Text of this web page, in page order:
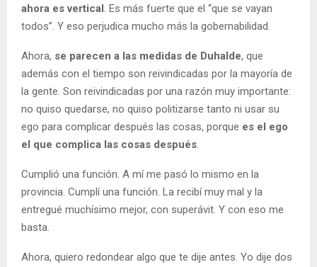
ahora es vertical. Es más fuerte que el “que se vayan
todos”. Y eso perjudica mucho más la gobernabilidad.
Ahora, se parecen a las medidas de Duhalde, que
además con el tiempo son reivindicadas por la mayoría de
la gente. Son reivindicadas por una razón muy importante:
no quiso quedarse, no quiso politizarse tanto ni usar su
ego para complicar después las cosas, porque es el ego
el que complica las cosas después.
Cumplió una función. A mí me pasó lo mismo en la
provincia. Cumplí una función. La recibí muy mal y la
entregué muchísimo mejor, con superávit. Y con eso me
basta.
Ahora, quiero redondear algo que te dije antes. Yo dije dos